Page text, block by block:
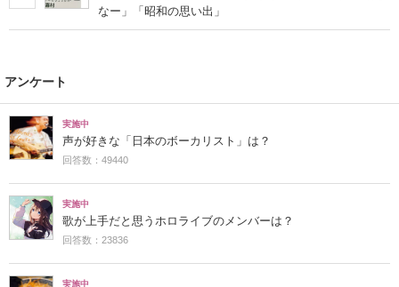
なー」「昭和の思い出」
アンケート
実施中
声が好きな「日本のボーカリスト」は？
回答数：49440
実施中
歌が上手だと思うホロライブのメンバーは？
回答数：23836
実施中